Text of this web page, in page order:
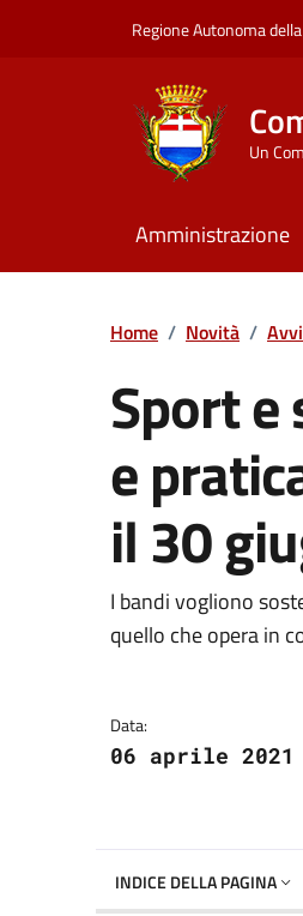
Regione Autonoma
Un
Amministrazione
Home / Novità /
Sport
e
il 30
Dettagli
I bandi vogliono
quello che opera in
Data:
06 aprile 2021
INDICE DELLA PAGINA